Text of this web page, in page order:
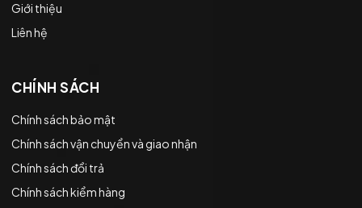
Giới thiệu
Liên hệ
CHÍNH SÁCH
Chính sách bảo mật
Chính sách vận chuyển và giao nhận
Chính sách đổi trả
Chính sách kiểm hàng